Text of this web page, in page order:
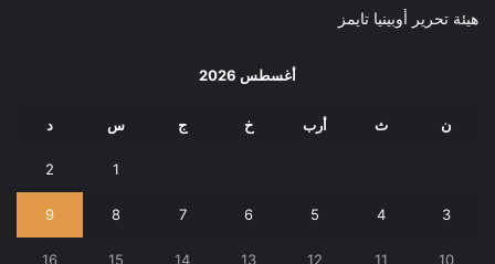
هيئة تحرير أوبينيا تايمز
أغسطس 2026
ن ث أرب خ ج س د
1
2
3
4
5
6
7
8
9
10
11
12
13
14
15
16